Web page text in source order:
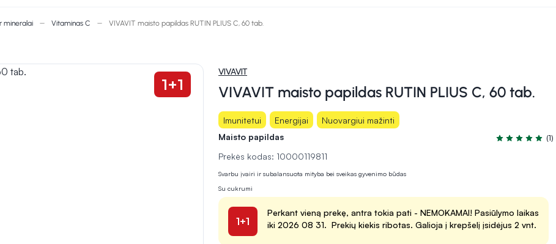
mineralai Vitaminas C VIVAVIT maisto papildas RUTIN PLIUS C, 60 tab.
1+1
VIVAVIT
VIVAVIT maisto papildas RUTIN PLIUS C, 60 tab.
Imunitetui Energijai
Nuovargiui mažinti
Maisto papildas
Įvertinimas
(1)
Prekės kodas: 10000119811
Svarbu įvairi ir subalansuota mityba bei sveikas gyvenimo būdas
Su cukrumi
1+1
Perkant vieną prekę, antra tokia pati - NEMOKAMAI! Pasiūlymo laikas
iki 2026 08 31. Prekių kiekis ribotas. Galioja į krepšelį įsidėjus 2 vnt.